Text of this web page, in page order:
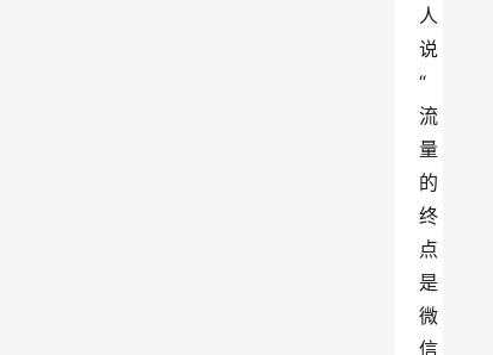
人
说
“
流
量
的
终
点
是
微
信